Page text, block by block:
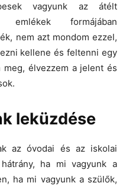
vagyunk az átélt
emlékek formájában
nem azt mondom ezzel,
kellene és feltenni egy
élvezzem a jelent és
leküzdése
az óvodai és az iskolai
ha mi vagyunk a
ha mi vagyunk a szülők,